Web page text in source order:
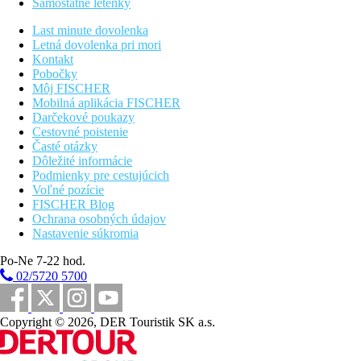
Pláž
Piesočná pláž priamo pri hoteli.
Lehátka a slnečníky zadarmo.
Športová ponuka
Zadarmo:
plážový volejbal, stolný tenis, fitness, jóga pre
začiatočníkov, šípky, stolné hry, plavba loďkou s
priehľadným dnom, kajaky, vodné bicykle, šnorchlovanie,
akvaaerobik, windsurfing.
Za poplatok:
All inclusive
Polpenzia:
raňajky a večere formou bufetu
All Inclusive:
raňajky v hlavnej reštaurácii
obed v hlavnej reštaurácii, v kiosku Taba-j alebo ľahký
obed v lounge bare
večera formou bufetu alebo formou menu va la carte
reštaurácii (s morskými plodmi a maurícijská). Ázijská
reštaurácia za príplatok
alkoholické a nealkoholické nápoje miestnej výroby, káva,
čaj
výber nápojov v minibare
Last minute dovolenka
Letná dovolenka pri mori
Kontakt
Pobočky
Môj FISCHER
Mobilná aplikácia FISCHER
Darčekové poukazy
Cestovné poistenie
Časté otázky
Dôležité informácie
Podmienky pre cestujúcich
Voľné pozície
FISCHER Blog
Ochrana osobných údajov
Nastavenie súkromia
Po-Ne 7-22 hod.
02/5720 5700
Copyright © 2026, DER Touristik SK a.s.